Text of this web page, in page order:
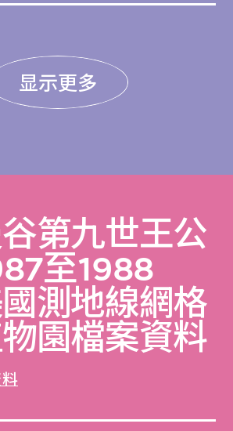
显示更多
第九世王公
至1988
測地線網格
園檔案資料